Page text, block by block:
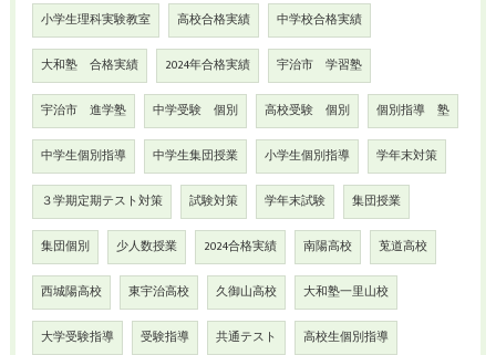
小学生理科実験教室 高校合格実績 中学校合格実績
大和塾 合格実績 2024年合格実績 宇治市 学習塾
宇治市 進学塾 中学受験 個別 高校受験 個別 個別指導 塾
中学生個別指導 中学生集団授業 小学生個別指導 学年末対策
３学期定期テスト対策 試験対策 学年末試験 集団授業
集団個別 少人数授業 2024合格実績 南陽高校 莵道高校
西城陽高校 東宇治高校 久御山高校 大和塾一里山校
大学受験指導 受験指導 共通テスト 高校生個別指導